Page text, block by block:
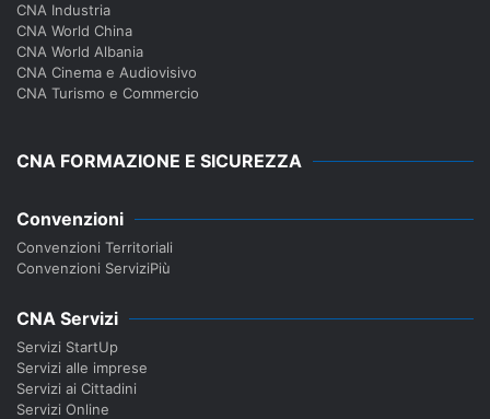
CNA Industria
CNA World China
CNA World Albania
CNA Cinema e Audiovisivo
CNA Turismo e Commercio
CNA FORMAZIONE E SICUREZZA
Convenzioni
Convenzioni Territoriali
Convenzioni ServiziPiù
CNA Servizi
Servizi StartUp
Servizi alle imprese
Servizi ai Cittadini
Servizi Online